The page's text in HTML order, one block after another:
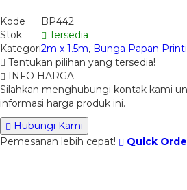
Kode
BP442
Stok
Tersedia
Kategori2m x 1.5m, Bunga Papan
Tentukan pilihan yang tersedia!
INFO HARGA
Silahkan menghubungi kontak kami
informasi harga produk ini.
Hubungi Kami
Pemesanan lebih cepat!
Quick